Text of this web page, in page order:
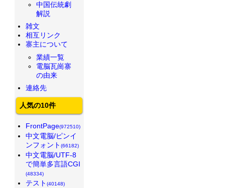
中国伝統劇
解説
雑文
相互リンク
寨主について
業績一覧
電脳瓦崗寨
の由来
連絡先
人気の10件
FrontPage(972510)
中文電脳/ピンイ
ンフォント (66182)
中文電脳/UTF-8
で簡単多言語CGI
(48334)
テスト (40148)